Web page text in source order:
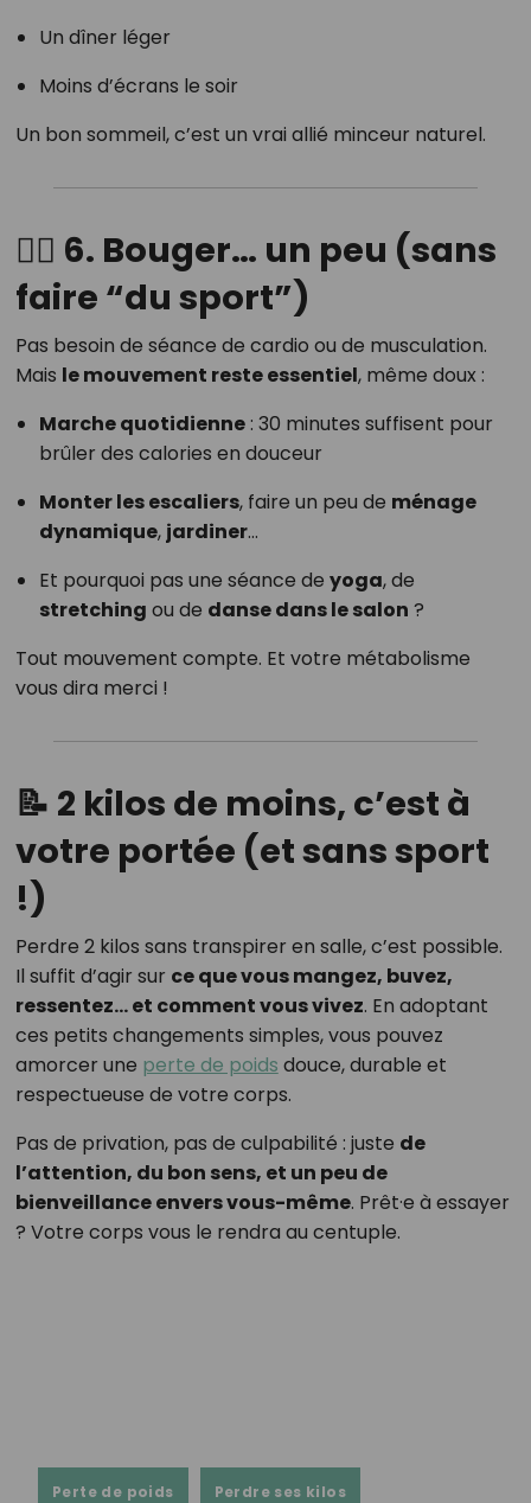
Un dîner léger
Moins d’écrans le soir
Un bon sommeil, c’est un vrai allié minceur naturel.
🧘‍♀️ 6. Bouger… un peu (sans
faire “du sport”)
Pas besoin de séance de cardio ou de musculation.
Mais le mouvement reste essentiel, même doux :
Marche quotidienne: 30 minutes suffisent pour
brûler des calories en douceur
Monter les escaliers, faire un peu de ménage
dynamique, jardiner…
Et pourquoi pas une séance de yoga, de
stretching ou de danse dans le salon ?
Tout mouvement compte. Et votre métabolisme
vous dira merci !
📝 2 kilos de moins, c’est à
votre portée (et sans sport
!)
Perdre 2 kilos sans transpirer en salle, c’est possible.
Il suffit d’agir sur ce que vous mangez, buvez,
ressentez… et comment vous vivez. En adoptant
ces petits changements simples, vous pouvez
amorcer une perte de poids douce, durable et
respectueuse de votre corps.
Pas de privation, pas de culpabilité : juste de
l’attention, du bon sens, et un peu de
bienveillance envers vous-même. Prêt·e à essayer
? Votre corps vous le rendra au centuple.
Perte de poids Perdre ses kilos